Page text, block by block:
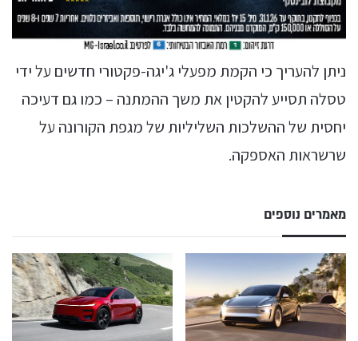
ניתן להעריך כי הקמת מפעלי ג'יגה-פקטורי חדשים על ידי
טסלה תסייע להקטין את משך ההמתנה – כמו גם דעיכה
יחסית של ההשלכות השליליות של מגפת הקורונה על
שרשראות האספקה.
מאמרים נוספים